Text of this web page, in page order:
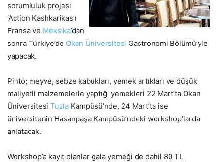
sorumluluk projesi
‘Action Kashkarikas’ı
Fransa ve Meksika’dan
sonra Türkiye’de Okan Üniversitesi Gastronomi Bölümü’yle
yapacak.
Pinto; meyve, sebze kabukları, yemek artıkları ve düşük
maliyetli malzemelerle yaptığı yemekleri 22 Mart’ta Okan
Üniversitesi Tuzla Kampüsü’nde, 24 Mart’ta ise
üniversitenin Hasanpaşa Kampüsü’ndeki workshop’larda
anlatacak.
Workshop’a kayıt olanlar gala yemeği de dahil 80 TL